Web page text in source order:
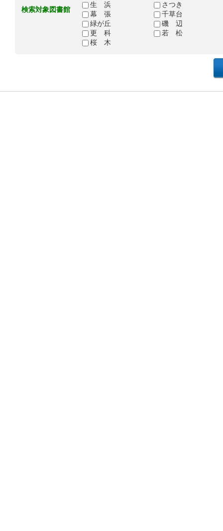
検索対象図書館
生 浜
さつき
幕 張
千草台
緑が丘
磯 辺
更 科
若 松
桜 木